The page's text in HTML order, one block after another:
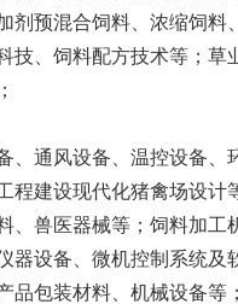
剂预混合饲料、浓缩饲料
技、饲料配方技术等；草
通风设备、温控设备、
程建设现代化猪禽场设计
、兽医器械等；饲料加工
器设备、微机控制系统及
品包装材料、机械设备等